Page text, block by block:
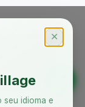
✕
seu idioma e